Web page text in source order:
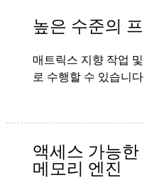
높은 수준의
매트릭스 지향 작업
로 수행할 수 있습니
액세스 가능
메모리 엔진